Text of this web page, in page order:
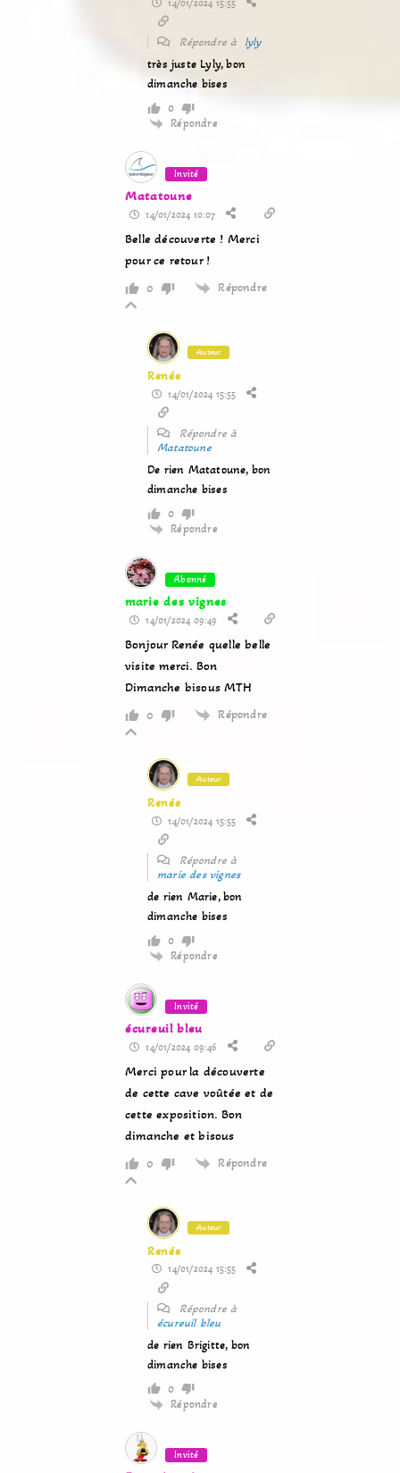
14/01/2024 15:55
Répondre à lyly
très juste Lyly, bon
dimanche bises
0
Répondre
Invité
Matatoune
14/01/2024 10:07
Belle découverte ! Merci
pour ce retour !
0 Répondre
Auteur
Renée
14/01/2024 15:55
Répondre à
Matatoune
De rien Matatoune, bon
dimanche bises
0
Répondre
Abonné
marie des vignes
14/01/2024 09:49
Bonjour Renée quelle belle
visite merci. Bon
Dimanche bisous MTH
0 Répondre
Auteur
Renée
14/01/2024 15:55
Répondre à
marie des vignes
de rien Marie, bon
dimanche bises
0
Répondre
Invité
écureuil bleu
14/01/2024 09:46
Merci pour la découverte
de cette cave voûtée et de
cette exposition. Bon
dimanche et bisous
0 Répondre
Auteur
Renée
14/01/2024 15:55
Répondre à
écureuil bleu
de rien Brigitte, bon
dimanche bises
0
Répondre
Invité